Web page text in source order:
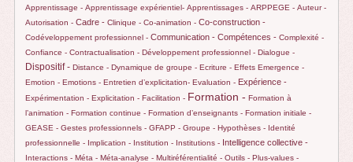
Apprentissage - Apprentissage expérientiel- Apprentissages - ARPPEGE - Auteur -
Autorisation - Cadre - Clinique - Co-animation - Co-construction -
Codéveloppement professionnel - Communication - Compétences - Complexité -
Confiance - Contractualisation - Développement professionnel - Dialogue -
Dispositif - Distance - Dynamique de groupe - Ecriture - Effets Emergence -
Emotion - Emotions - Entretien d’explicitation- Evaluation - Expérience -
Expérimentation - Explicitation - Facilitation - Formation - Formation à
l’animation - Formation continue - Formation d’enseignants - Formation initiale -
GEASE - Gestes professionnels - GFAPP - Groupe - Hypothèses - Identité
professionnelle - Implication - Institution - Institutions - Intelligence collective -
Interactions - Méta - Méta-analyse - Multiréférentialité - Outils - Plus-values -